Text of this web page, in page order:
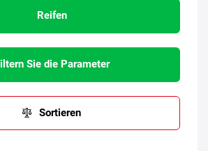
Reifen
Sie die Parameter
Sortieren